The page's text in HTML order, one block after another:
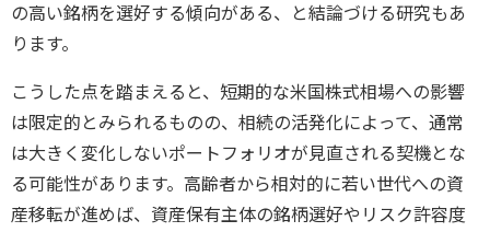
の高い銘柄を選好する傾向がある、と結論づける研究もあ
ります。
こうした点を踏まえると、短期的な米国株式相場への影響
は限定的とみられるものの、相続の活発化によって、通常
は大きく変化しないポートフォリオが見直される契機とな
る可能性があります。高齢者から相対的に若い世代への資
産移転が進めば、資産保有主体の銘柄選好やリスク許容度